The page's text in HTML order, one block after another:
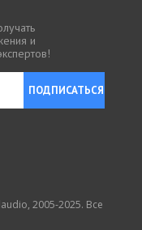
и
ПОДПИСАТЬСЯ
2005-2025. Все